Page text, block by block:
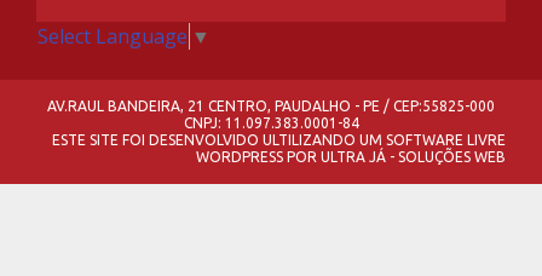
Select Language ▼
AV.RAUL BANDEIRA, 21 CENTRO, PAUDALHO - PE / CEP:55825-000
CNPJ: 11.097.383.0001-84
ESTE SITE FOI DESENVOLVIDO ULTILIZANDO UM SOFTWARE LIVRE
WORDPRESS POR ULTRA JÁ - SOLUÇÕES WEB